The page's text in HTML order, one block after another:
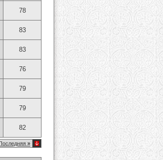
78
83
83
76
79
79
82
»